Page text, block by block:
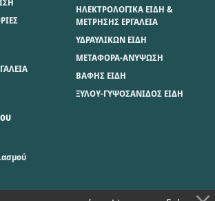
ΗΛΕΚΤΡΟΛΟΓΙΚΑ ΕΙΔΗ &
ΜΕΤΡΗΣΗΣ ΕΡΓΑΛΕΙΑ
ΥΔΡΑΥΛΙΚΩΝ ΕΙΔΗ
ΜΕΤΑΦΟΡΑ-ΑΝΥΨΩΣΗ
ΒΑΦΗΣ ΕΙΔΗ
ΞΥΛΟΥ-ΓΥΨΟΣΑΝΙΔΟΣ ΕΙΔΗ